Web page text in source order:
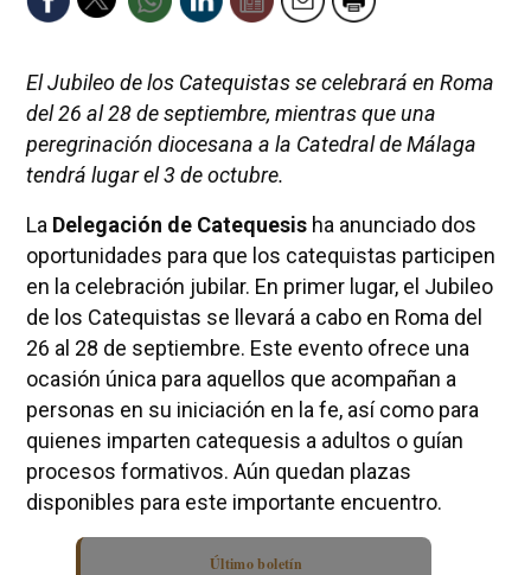
El Jubileo de los Catequistas se celebrará en Roma
del 26 al 28 de septiembre, mientras que una
peregrinación diocesana a la Catedral de Málaga
tendrá lugar el 3 de octubre.
La Delegación de Catequesisha anunciado dos
oportunidades para que los catequistas participen
en la celebración jubilar. En primer lugar, el Jubileo
de los Catequistas se llevará a cabo en Roma del
26 al 28 de septiembre. Este evento ofrece una
ocasión única para aquellos que acompañan a
personas en su iniciación en la fe, así como para
quienes imparten catequesis a adultos o guían
procesos formativos. Aún quedan plazas
disponibles para este importante encuentro.
Último boletín